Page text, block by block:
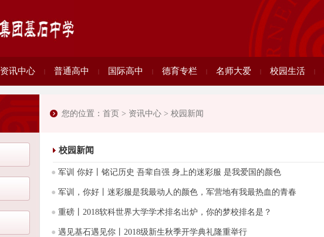
资讯中心 | 普通高中 | 国际高中 | 德育专栏 | 名师大爱 | 校园生活 |
您的位置： 首页 > 资讯中心 > 校园新闻
校园新闻
● 军训 你好丨铭记历史 吾辈自强 身上的迷彩服 是我爱国的颜色
● 军训，你好丨迷彩服是我最动人的颜色，军营地有我最热血的青春
● 重磅丨2018软科世界大学学术排名出炉，你的梦校排名是？
● 遇见基石遇见你丨2018级新生秋季开学典礼隆重举行